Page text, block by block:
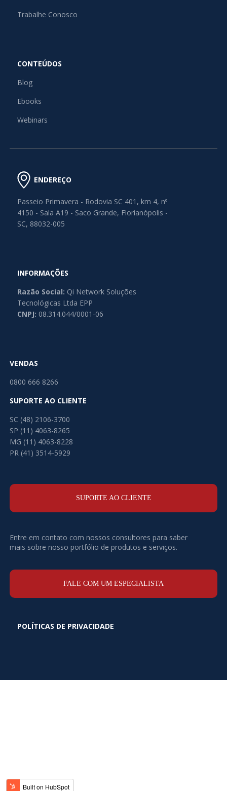
Trabalhe Conosco
CONTEÚDOS
Blog
Ebooks
Webinars
ENDEREÇO
Passeio Primavera - Rodovia SC 401, km 4, nº
4150 - Sala A19 - Saco Grande, Florianópolis -
SC, 88032-005
INFORMAÇÕES
Razão Social: Qi Network Soluções
Tecnológicas Ltda EPP
CNPJ: 08.314.044/0001-06
VENDAS
0800 666 8266
SUPORTE AO CLIENTE
SC (48) 2106-3700
SP (11) 4063-8265
MG (11) 4063-8228
PR (41) 3514-5929
SUPORTE AO CLIENTE
Entre em contato com nossos consultores para saber
mais sobre nosso portfólio de produtos e serviços.
FALE COM UM ESPECIALISTA
POLÍTICAS DE PRIVACIDADE